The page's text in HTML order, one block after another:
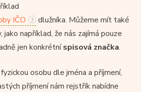
IČO
dlužníka. Můžeme mít také
jako například, že nás zajímá pouze
jen konkrétníspisová značka.
osobu dle jména a příjmení,
příjmení nám rejstřík nabídne